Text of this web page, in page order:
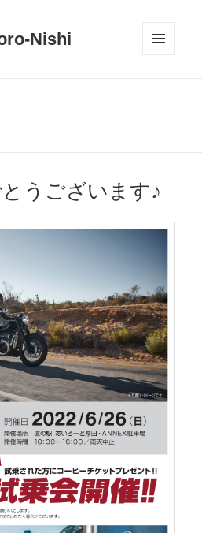
Nishi
うございます♪